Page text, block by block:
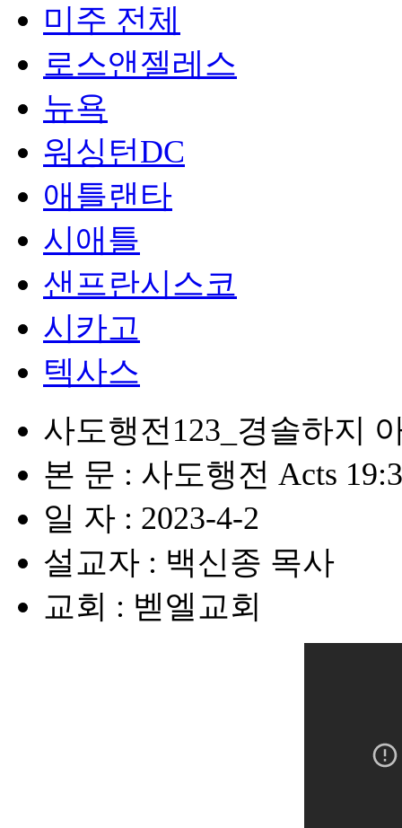
미주 전체
로스앤젤레스
뉴욕
워싱턴DC
애틀랜타
시애틀
샌프란시스코
시카고
텍사스
사도행전123_경솔하지
본 문 : 사도행전 Acts
일 자 : 2023-4-2
설교자 : 백신종 목사
교회 : 벧엘교회